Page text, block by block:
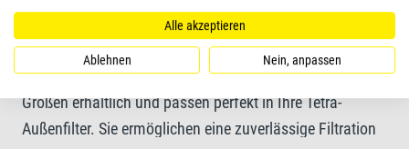
Das Tetra FF FilterFloss Vlies wurde entwickelt, um
selbst kleinste Schmutzpartikel aus Ihrem
Aquarienwasser zu entfernen. Die Pads sind in zwei
Größen erhältlich und passen perfekt in Ihre Tetra-
Außenfilter. Sie ermöglichen eine zuverlässige Filtration
Alle akzeptieren
Ablehnen Nein, anpassen